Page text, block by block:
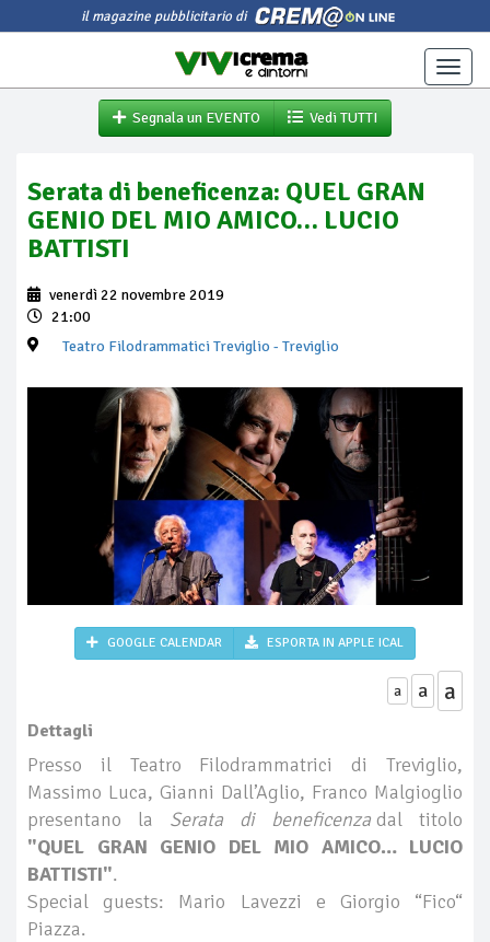
il magazine pubblicitario di
Toggle
Segnala un EVENTO
Vedi TUTTI
Serata di beneficenza: QUEL GRAN
GENIO DEL MIO AMICO… LUCIO
BATTISTI
venerdì 22 novembre 2019
21:00
Teatro Filodrammatici Treviglio - Treviglio
GOOGLE CALENDAR ESPORTA IN APPLE ICAL
a a a
Dettagli
Presso il Teatro Filodrammatrici di Treviglio,
Massimo Luca, Gianni Dall’Aglio, Franco Malgioglio
presentano la Serata di beneficenza dal titolo
"QUEL GRAN GENIO DEL MIO AMICO… LUCIO
BATTISTI".
Special guests: Mario Lavezzi e Giorgio “Fico“
Piazza.